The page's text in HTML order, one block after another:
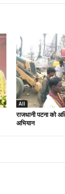
All
राजधानी पटना को
अभियान